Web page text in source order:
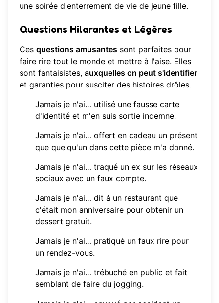
une soirée d'enterrement de vie de jeune fille.
Questions Hilarantes et Légères
Ces questions amusantes sont parfaites pour
faire rire tout le monde et mettre à l'aise. Elles
sont fantaisistes, auxquelles on peut s'identifier
et garanties pour susciter des histoires drôles.
Jamais je n'ai… utilisé une fausse carte
d'identité et m'en suis sortie indemne.
Jamais je n'ai… offert en cadeau un présent
que quelqu'un dans cette pièce m'a donné.
Jamais je n'ai… traqué un ex sur les réseaux
sociaux avec un faux compte.
Jamais je n'ai… dit à un restaurant que
c'était mon anniversaire pour obtenir un
dessert gratuit.
Jamais je n'ai… pratiqué un faux rire pour
un rendez-vous.
Jamais je n'ai… trébuché en public et fait
semblant de faire du jogging.